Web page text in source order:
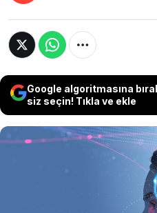
Google algoritmasına
siz seçin! Tıkla ve ekle
Kimlik
biyolojik